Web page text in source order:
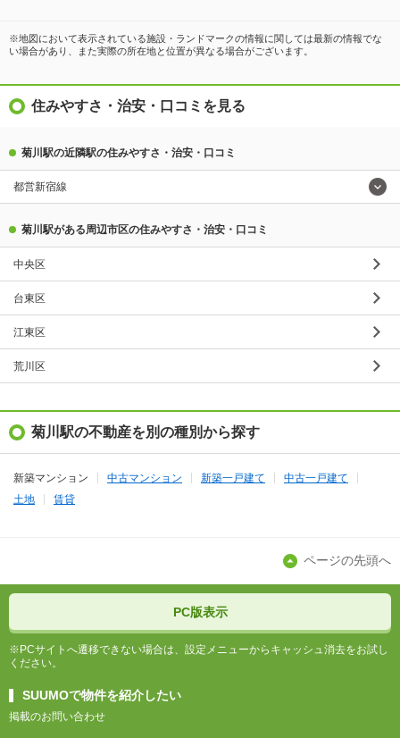
※地図において表示されている施設・ランドマークの情報に関しては最新の情報でな
い場合があり、また実際の所在地と位置が異なる場合がございます。
住みやすさ・治安・口コミを見る
菊川駅の近隣駅の住みやすさ・治安・口コミ
都営新宿線
菊川駅がある周辺市区の住みやすさ・治安・口コミ
中央区
台東区
江東区
荒川区
菊川駅の不動産を別の種別から探す
新築マンション 中古マンション 新築一戸建て
中古一戸建て
土地
賃貸
ページの先頭へ
PC版表示
※PCサイトへ遷移できない場合は、設定メニューからキャッシュ消去をお試し
ください。
SUUMOで物件を紹介したい
掲載のお問い合わせ